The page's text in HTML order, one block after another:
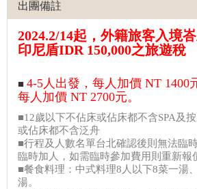
出團備註
2024.2/14起，外籍旅客入境
印尼盾IDR 150,000之旅遊稅
■ 4-5人出發，每人加價 NT 1400
每人加價 NT 2700元。
■12歲以下不佔床或佔床都不含SPA及
或佔床都不含泛舟
■行程及人數名單台北確認後則無法臨
臨時加人，如需臨時參加費用則重新報
■餐食料理：中式料理8人以下8菜一湯
湯。